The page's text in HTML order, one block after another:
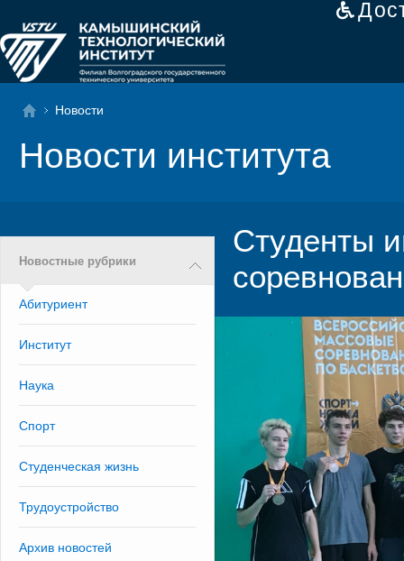
Новости
Новости института
Новостные рубрики
Абитуриент
Институт
Наука
Спорт
Студенческая жизнь
Трудоустройство
Архив новостей
Студенты